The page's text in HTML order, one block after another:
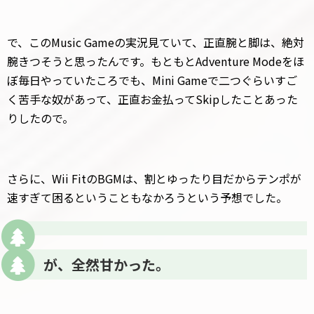
で、このMusic Gameの実況見ていて、正直腕と脚は、絶対
腕きつそうと思ったんです。もともとAdventure Modeをほ
ぼ毎日やっていたころでも、Mini Gameで二つぐらいすご
く苦手な奴があって、正直お金払ってSkipしたことあった
りしたので。
さらに、Wii FitのBGMは、割とゆったり目だからテンポが
速すぎて困るということもなかろうという予想でした。
が、全然甘かった。